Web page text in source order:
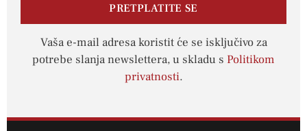
PRETPLATITE SE
Vaša e-mail adresa koristit će se isključivo za
potrebe slanja newslettera, u skladu s Politikom
privatnosti.